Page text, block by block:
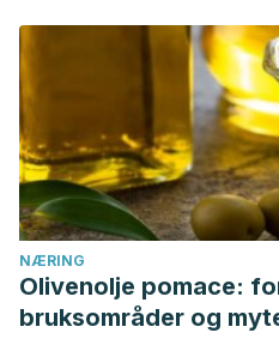
NÆRING
Olivenolje pomace:
bruksområder og